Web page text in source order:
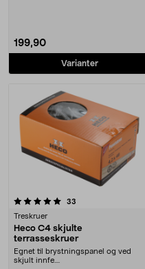
199,90
Varianter
33
Treskruer
Heco C4 skjulte
terrasseskruer
Egnet til brystningspanel og ved
skjult innfe....
4.0 av 5 stjerner